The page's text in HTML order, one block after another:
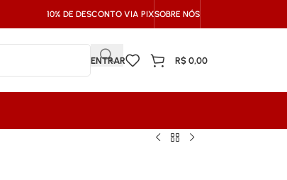
10% DE DESCONTO VIA PIXSOBRE NÓS
ENTRAR R$ 0,00